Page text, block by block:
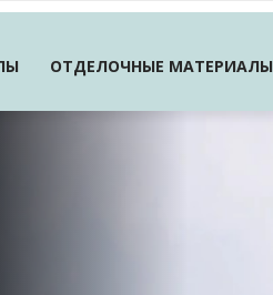
ОТДЕЛОЧНЫЕ МАТЕРИАЛЫ